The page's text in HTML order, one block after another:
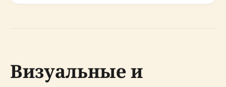
Визуальные и